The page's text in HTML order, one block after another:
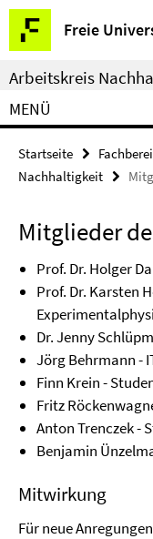
Springe
direkt
zu
Inhalt
Freie
Service-
Navigation
Arbeitskreis
MENÜ
Startseite
Nachhaltigkeit
Mitglieder
Prof. Dr. Holger
Prof. Dr. Karsten
Dr. Jenny
Jörg Behrmann -
Finn Krein -
Fritz
Anton Trenczek -
Benjamin
Mitwirkung
Für neue